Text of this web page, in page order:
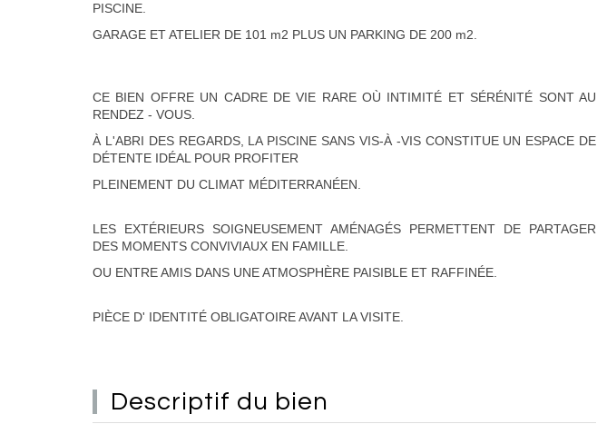
PISCINE.
GARAGE ET ATELIER DE 101 m2 PLUS UN PARKING DE 200 m2.
CE BIEN OFFRE UN CADRE DE VIE RARE OÙ INTIMITÉ ET SÉRÉNITÉ SONT AU
RENDEZ - VOUS.
À L'ABRI DES REGARDS, LA PISCINE SANS VIS-À -VIS CONSTITUE UN ESPACE DE
DÉTENTE IDÉAL POUR PROFITER
PLEINEMENT DU CLIMAT MÉDITERRANÉEN.
LES EXTÉRIEURS SOIGNEUSEMENT AMÉNAGÉS PERMETTENT DE PARTAGER
DES MOMENTS CONVIVIAUX EN FAMILLE.
OU ENTRE AMIS DANS UNE ATMOSPHÈRE PAISIBLE ET RAFFINÉE.
PIÈCE D' IDENTITÉ OBLIGATOIRE AVANT LA VISITE.
descriptif du bien